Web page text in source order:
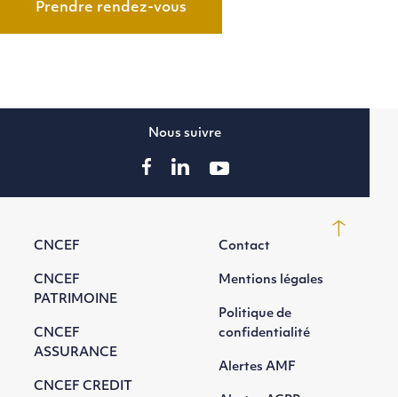
Prendre rendez-vous
CNCEF
CNCEF
PATRIMOINE
CNCEF
ASSURANCE
CNCEF CREDIT
Contact
Mentions légales
Politique de
confidentialité
Alertes AMF
Nous suivre